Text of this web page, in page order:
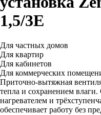
1,5/3E
Для частных домов
Для квартир
Для кабинетов
Для коммерческих
Приточно-вытяжная
тепла и сохранением
нагревателем и
обеспечивает работу без